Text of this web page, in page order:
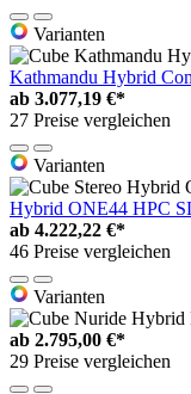
Varianten
Kathmandu Hybrid
ab 3.077,19 €*
27 Preise vergleichen
Varianten
Hybrid ONE44 HPC
ab 4.222,22 €*
46 Preise vergleichen
Varianten
ab 2.795,00 €*
29 Preise vergleichen